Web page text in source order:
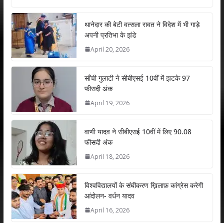
at
s
A
p
p
e
b
o
o
er e
dI
l e
थानेदार की बेटी वत्सला रावत ने विदेश में भी गाड़े
अपनी प्रतिभा के झंडे
April 20, 2026
साँची गुलाटी ने सीबीएसई 10वीं में झटके 97
फीसदी अंक
April 19, 2026
वाणी यादव ने सीबीएसई 10वीं में लिए 90.08
फीसदी अंक
April 18, 2026
विश्वविद्यालयों के संघीकरण ख़िलाफ़ कांग्रेस करेगी
आंदोलन- वर्धन यादव
April 16, 2026